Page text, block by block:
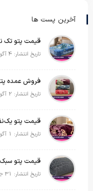
آخرین پست ها
تاریخ انتشار: 4 آگوست 2026
تاریخ انتشار: 2 آگوست 2026
تاریخ انتشار: 1 آگوست 2026
تاریخ انتشار: 31 جولای 2026